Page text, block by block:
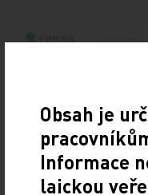
Obsah je
Informace
laickou